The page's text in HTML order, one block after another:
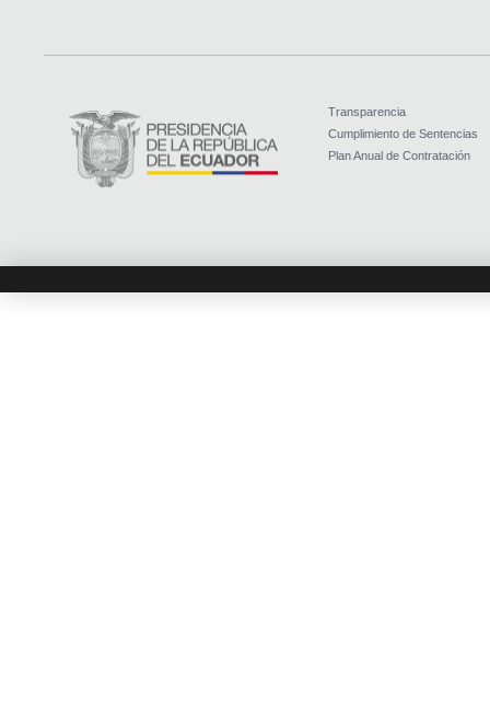
Transparencia
Cumplimiento de Sentencias
Plan Anual de Contratación